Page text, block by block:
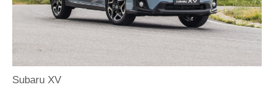
Subaru XV